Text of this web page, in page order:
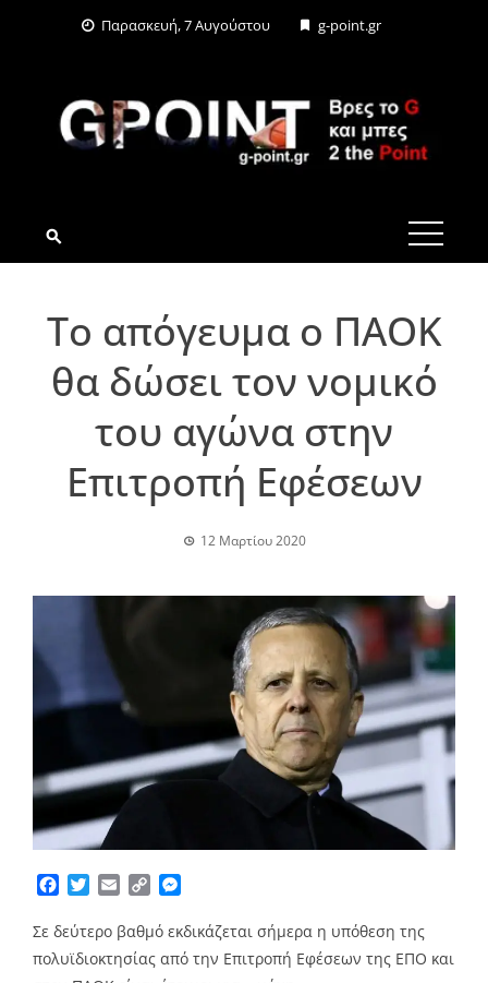
Παρασκευή, 7 Αυγούστου g-point.gr
G-POINT.GR
Το απόγευμα ο ΠΑΟΚ
θα δώσει τον νομικό
του αγώνα στην
Επιτροπή Εφέσεων
12 Μαρτίου 2020
Facebook
TwitterEmailCopy
Σε δεύτερο βαθμό εκδικάζεται σήμερα η υπόθεση της
πολυϊδιοκτησίας από την Επιτροπή Εφέσεων της ΕΠΟ και